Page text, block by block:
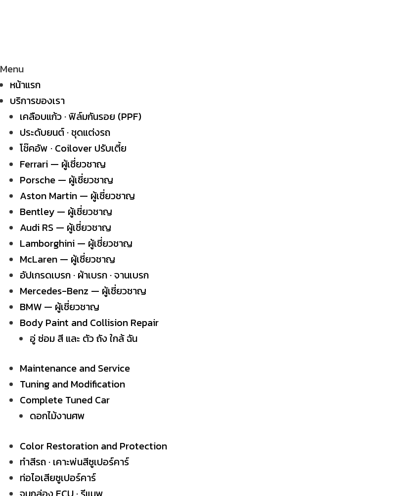
Menu
หน้าแรก
บริการของเรา
เคลือบแก้ว · ฟิล์มกันรอย (PPF)
ประดับยนต์ · ชุดแต่งรถ
โช๊คอัพ · Coilover ปรับเตี้ย
Ferrari — ผู้เชี่ยวชาญ
Porsche — ผู้เชี่ยวชาญ
Aston Martin — ผู้เชี่ยวชาญ
Bentley — ผู้เชี่ยวชาญ
Audi RS — ผู้เชี่ยวชาญ
Lamborghini — ผู้เชี่ยวชาญ
McLaren — ผู้เชี่ยวชาญ
อัปเกรดเบรก · ผ้าเบรก · จานเบรก
Mercedes-Benz — ผู้เชี่ยวชาญ
BMW — ผู้เชี่ยวชาญ
Body Paint and Collision Repair
อู่ ซ่อม สี และ ตัว ถัง ใกล้ ฉัน
Maintenance and Service
Tuning and Modification
Complete Tuned Car
ดอกไม้งานศพ
Color Restoration and Protection
ทำสีรถ · เคาะพ่นสีซูเปอร์คาร์
ท่อไอเสียซูเปอร์คาร์